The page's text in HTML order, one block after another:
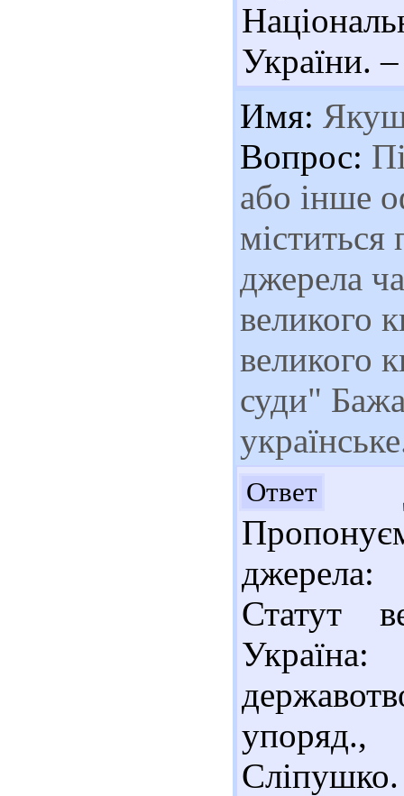
України.
Имя:
Вопрос:
або інше
міститься
джерела
великого
великого
суди"
Ответ
Статут